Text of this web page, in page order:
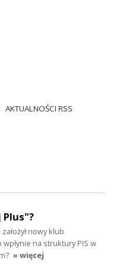
AKTUALNOŚCI RSS
Plus"?
nowy klub
wpłynie na struktury PiS w
» więcej